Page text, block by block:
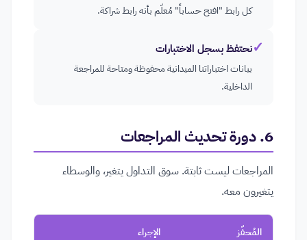
كل رابط "افتح حساباً" مُعلّم بأنه رابط شراكة.
✓نحتفظ بسجل الاختبارات
بيانات اختباراتنا الميدانية محفوظة ومتاحة للمراجعة
الداخلية.
6. دورة تحديث المراجعات
المراجعات ليست ثابتة. سوق التداول يتغير، والوسطاء
يتغيرون معه.
المُحفّز الإجراء